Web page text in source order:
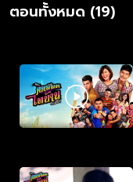
ตอนทั้งหมด (19)